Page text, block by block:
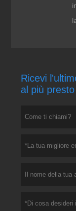
Ricevi
al più